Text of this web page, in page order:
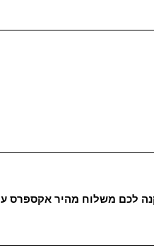
לכם משלוח מהיר אקספרס